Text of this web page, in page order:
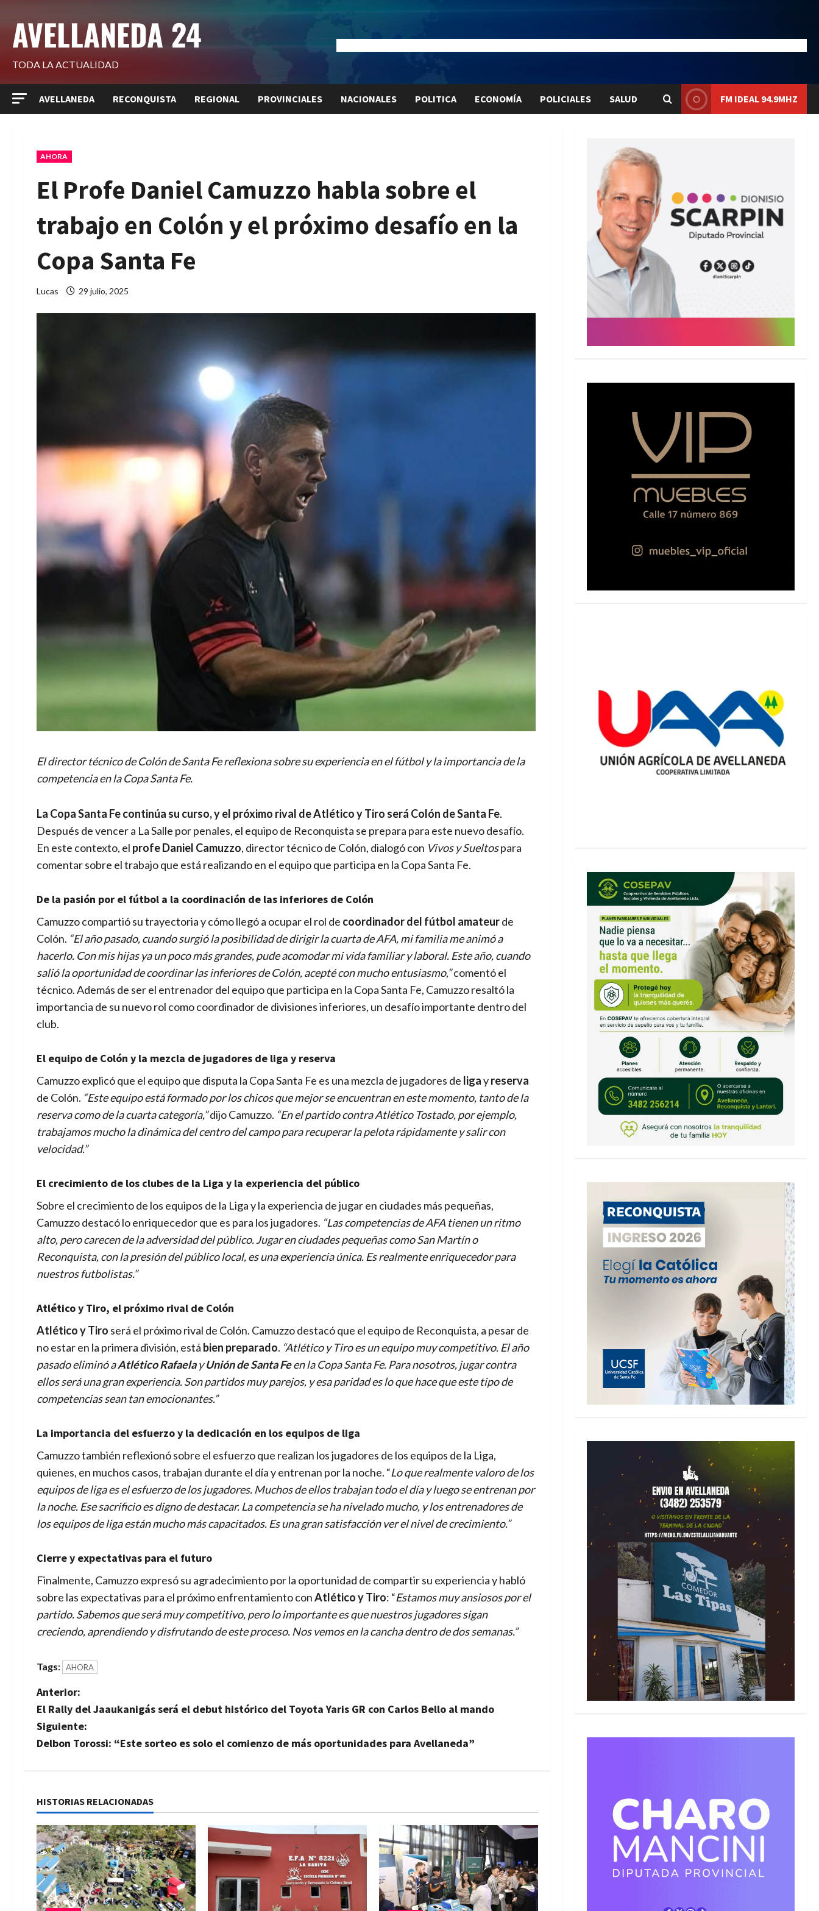
contenido
AVELLANEDA 24
TODA LA ACTUALIDAD
AVELLANEDA RECONQUISTA REGIONAL PROVINCIALES NACIONALES POLITICA ECONOMÍA POLICIALES SALUD FM IDEAL 94.9MHZ
AHORA
El Profe Daniel Camuzzo habla sobre el
trabajo en Colón y el próximo desafío en la
Copa Santa Fe
Lucas 29 julio, 2025
El director técnico de Colón de Santa Fe reflexiona sobre su experiencia en el fútbol y la importancia de la
competencia en la Copa Santa Fe.
La Copa Santa Fe continúa su curso, y el próximo rival de Atlético y Tiro será Colón de Santa Fe.
Después de vencer a La Salle por penales, el equipo de Reconquista se prepara para este nuevo desafío.
En este contexto, el profe Daniel Camuzzo, director técnico de Colón, dialogó con Vivos y Sueltospara
comentar sobre el trabajo que está realizando en el equipo que participa en la Copa Santa Fe.
De la pasión por el fútbol a la coordinación de las inferiores de Colón
Camuzzo compartió su trayectoria y cómo llegó a ocupar el rol de coordinador del fútbol amateurde
Colón. “El año pasado, cuando surgió la posibilidad de dirigir la cuarta de AFA, mi familia me animó a
hacerlo. Con mis hijas ya un poco más grandes, pude acomodar mi vida familiar y laboral. Este año, cuando
salió la oportunidad de coordinar las inferiores de Colón, acepté con mucho entusiasmo,”comentó el
técnico. Además de ser el entrenador del equipo que participa en la Copa Santa Fe, Camuzzo resaltó la
importancia de su nuevo rol como coordinador de divisiones inferiores, un desafío importante dentro del
club.
El equipo de Colón y la mezcla de jugadores de liga y reserva
Camuzzo explicó que el equipo que disputa la Copa Santa Fe es una mezcla de jugadores de ligayreserva
de Colón. “Este equipo está formado por los chicos que mejor se encuentran en este momento, tanto de la
reserva como de la cuarta categoría,”dijo Camuzzo. “En el partido contra Atlético Tostado, por ejemplo,
trabajamos mucho la dinámica del centro del campo para recuperar la pelota rápidamente y salir con
velocidad.”
El crecimiento de los clubes de la Liga y la experiencia del público
Sobre el crecimiento de los equipos de la Liga y la experiencia de jugar en ciudades más pequeñas,
Camuzzo destacó lo enriquecedor que es para los jugadores. “Las competencias de AFA tienen un ritmo
alto, pero carecen de la adversidad del público. Jugar en ciudades pequeñas como San Martín o
Reconquista, con la presión del público local, es una experiencia única. Es realmente enriquecedor para
nuestros futbolistas.”
Atlético y Tiro, el próximo rival de Colón
Atlético y Tiro será el próximo rival de Colón. Camuzzo destacó que el equipo de Reconquista, a pesar de
no estar en la primera división, está bien preparado. “Atlético y Tiro es un equipo muy competitivo. El año
pasado eliminó aAtlético RafaelayUnión de Santa Feen la Copa Santa Fe. Para nosotros, jugar contra
ellos será una gran experiencia. Son partidos muy parejos, y esa paridad es lo que hace que este tipo de
competencias sean tan emocionantes.”
La importancia del esfuerzo y la dedicación en los equipos de liga
Camuzzo también reflexionó sobre el esfuerzo que realizan los jugadores de los equipos de la Liga,
quienes, en muchos casos, trabajan durante el día y entrenan por la noche. “Lo que realmente valoro de los
equipos de liga es el esfuerzo de los jugadores. Muchos de ellos trabajan todo el día y luego se entrenan por
la noche. Ese sacrificio es digno de destacar. La competencia se ha nivelado mucho, y los entrenadores de
los equipos de liga están mucho más capacitados. Es una gran satisfacción ver el nivel de crecimiento.”
Cierre y expectativas para el futuro
Finalmente, Camuzzo expresó su agradecimiento por la oportunidad de compartir su experiencia y habló
sobre las expectativas para el próximo enfrentamiento conAtlético y Tiro: “Estamos muy ansiosos por el
partido. Sabemos que será muy competitivo, pero lo importante es que nuestros jugadores sigan
creciendo, aprendiendo y disfrutando de este proceso. Nos vemos en la cancha dentro de dos semanas.”
Tags: AHORA
N
a
v
g
a
c
i
ó
Anterior:
El Rally del Jaaukanigás será el debut histórico del Toyota Yaris GR con Carlos Bello al mando
Siguiente:
Delbon Torossi: “Este sorteo es solo el comienzo de más oportunidades para Avellaneda”
HISTORIAS RELACIONADAS